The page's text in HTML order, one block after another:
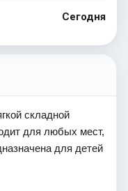
Сегодня
складной
для любых мест,
для детей